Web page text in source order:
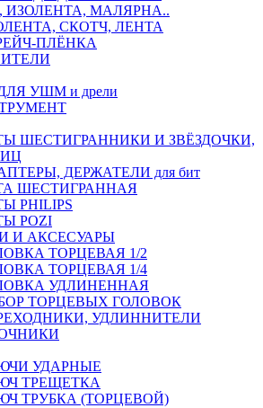
ИЗОЛЕНТА, МАЛЯРНА..
СКОТЧ, ЛЕНТА
ПЛЁНКА
УШМ и дрели
ШЕСТИГРАННИКИ И ЗВЁЗДОЧКИ,
ДЕРЖАТЕЛИ для бит
ШЕСТИГРАННАЯ
PHILIPS
POZI
И АКСЕСУАРЫ
ТОРЦЕВАЯ 1/2
ТОРЦЕВАЯ 1/4
УДЛИНЕННАЯ
ТОРЦЕВЫХ ГОЛОВОК
УДЛИННИТЕЛИ
УДАРНЫЕ
ТРЕЩЕТКА
ТРУБКА (ТОРЦЕВОЙ)